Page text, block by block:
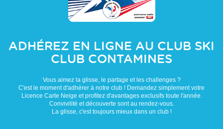
ADHÉREZ EN LIGNE AU CLUB SKI
CLUB CONTAMINES
Vous aimez la glisse, le partage et les challenges ?
C'est le moment d'adhérer à notre club ! Demandez simplement votre
Licence Carte Neige et profitez d'avantages exclusifs toute l'année.
Convivilité et découverte sont au rendez-vous.
La glisse, c'est toujours mieux dans un club !